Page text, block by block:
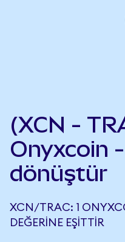
(XCN -
Onyxcoin
dönüştür
XCN/TRAC: 1
DEĞERINE EŞITTIR